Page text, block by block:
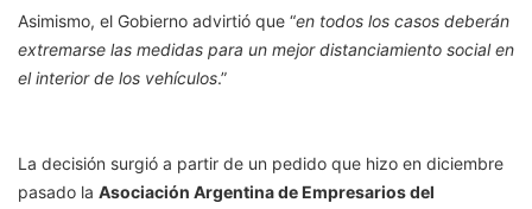
Asimismo, el Gobierno advirtió que “en todos los casos deberán
extremarse las medidas para un mejor distanciamiento social en
el interior de los vehículos.”
La decisión surgió a partir de un pedido que hizo en diciembre
pasado la Asociación Argentina de Empresarios del